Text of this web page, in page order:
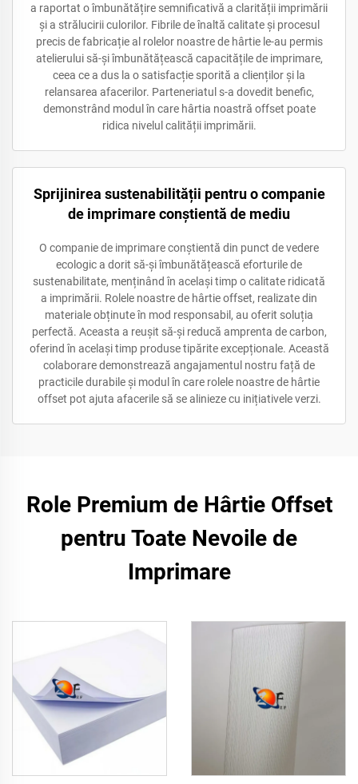
a raportat o îmbunătățire semnificativă a clarității imprimării
și a strălucirii culorilor. Fibrile de înaltă calitate și procesul
precis de fabricație al rolelor noastre de hârtie le-au permis
atelierului să-și îmbunătățească capacitățile de imprimare,
ceea ce a dus la o satisfacție sporită a clienților și la
relansarea afacerilor. Parteneriatul s-a dovedit benefic,
demonstrând modul în care hârtia noastră offset poate
ridica nivelul calității imprimării.
Sprijinirea sustenabilității pentru o companie
de imprimare conștientă de mediu
O companie de imprimare conștientă din punct de vedere
ecologic a dorit să-și îmbunătățească eforturile de
sustenabilitate, menținând în același timp o calitate ridicată
a imprimării. Rolele noastre de hârtie offset, realizate din
materiale obținute în mod responsabil, au oferit soluția
perfectă. Aceasta a reușit să-și reducă amprenta de carbon,
oferind în același timp produse tipărite excepționale. Această
colaborare demonstrează angajamentul nostru față de
practicile durabile și modul în care rolele noastre de hârtie
offset pot ajuta afacerile să se alinieze cu inițiativele verzi.
Role Premium de Hârtie Offset
pentru Toate Nevoile de
Imprimare